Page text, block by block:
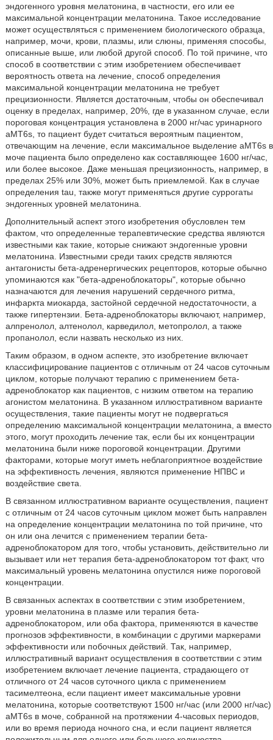
эндогенного уровня мелатонина, в частности, его или ее
максимальной концентрации мелатонина. Такое исследование
может осуществляться с применением биологического образца,
например, мочи, крови, плазмы, или слюны, применяя способы,
описанные выше, или любой другой способ. По той причине, что
способ в соответствии с этим изобретением обеспечивает
вероятность ответа на лечение, способ определения
максимальной концентрации мелатонина не требует
прецизионности. Является достаточным, чтобы он обеспечивал
оценку в пределах, например, 20%, где в указанном случае, если
пороговая концентрация установлена в 2000 нг/час уринарного
aMT6s, то пациент будет считаться вероятным пациентом,
отвечающим на лечение, если максимальное выделение aMT6s в
моче пациента было определено как составляющее 1600 нг/час,
или более высокое. Даже меньшая прецизионность, например, в
пределах 25% или 30%, может быть приемлемой. Как в случае
определения tau, также могут применяться другие суррогаты
эндогенных уровней мелатонина.
Дополнительный аспект этого изобретения обусловлен тем
фактом, что определенные терапевтические средства являются
известными как такие, которые снижают эндогенные уровни
мелатонина. Известными среди таких средств являются
антагонисты бета-адренергических рецепторов, которые обычно
упоминаются как "бета-адреноблокаторы", которые обычно
назначаются для лечения нарушений сердечного ритма,
инфаркта миокарда, застойной сердечной недостаточности, а
также гипертензии. Бета-адреноблокаторы включают, например,
алпренолол, алтенолол, карведилол, метопролол, а также
пропанолол, если назвать несколько из них.
Таким образом, в одном аспекте, это изобретение включает
классифицирование пациентов с отличным от 24 часов суточным
циклом, которые получают терапию с применением бета-
адреноблокатор как пациентов, с низким ответом на терапию
агонистом мелатонина. В указанном иллюстративном варианте
осуществления, такие пациенты могут не подвергаться
определению максимальной концентрации мелатонина, а вместо
этого, могут проходить лечение так, если бы их концентрации
мелатонина были ниже пороговой концентрации. Другими
факторами, которые могут иметь неблагоприятное воздействие
на эффективность лечения, являются применение НПВС и
воздействие света.
В связанном иллюстративном варианте осуществления, пациент
с отличным от 24 часов суточным циклом может быть направлен
на определение концентрации мелатонина по той причине, что
он или она лечится с применением терапии бета-
адреноблокатором для того, чтобы установить, действительно ли
вызывает или нет терапия бета-адреноблокатором тот факт, что
максимальный уровень мелатонина опустился ниже пороговой
концентрации.
В связанных аспектах в соответствии с этим изобретением,
уровни мелатонина в плазме или терапия бета-
адреноблокатором, или оба фактора, применяются в качестве
прогнозов эффективности, в комбинации с другими маркерами
эффективности или побочных действий. Так, например,
иллюстративный вариант осуществления в соответствии с этим
изобретением включает лечение пациента, страдающего от
отличного от 24 часов суточного цикла с применением
тасимелтеона, если пациент имеет максимальные уровни
мелатонина, которые соответствуют 1500 нг/час (или 2000 нг/час)
aMT6s в моче, собранной на протяжении 4-часовых периодов,
или во время периода ночного сна, и если пациент является